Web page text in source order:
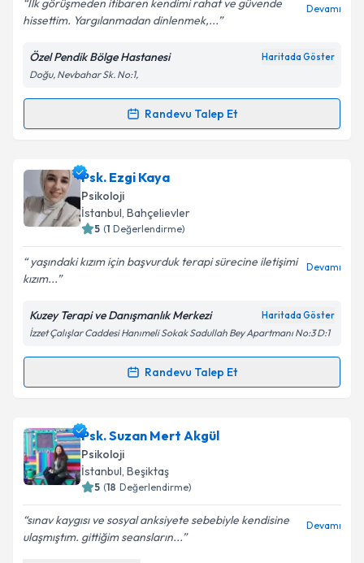
Metni'ni okudum ve kişisel verilerimin belirtilen
kapsamda işlenmesini kabul ediyorum.
Takvim Talebini Gönder
İlk görüşmeden itibaren kendimi rahat ve güvende
hissettim. Yargılanmadan dinlenmek,...
Devamı
Özel Pendik Bölge Hastanesi Haritada Göster
Doğu, Nevbahar Sk. No:1,
Randevu Talep Et
Randevu Takvimi Talebi
Klinik Psikolog Ebru Merdoğlu
talebi oluşturun. Size bu uzmandan randevu almanız
için bir takvim hazırlandığında e-posta ile
bilgilendireceğiz.
E-posta Adresiniz
Kişisel verilerimin işlenmesine ilişkinAydınlatma
Metni'ni okudum ve kişisel verilerimin belirtilen
kapsamda işlenmesini kabul ediyorum.
Psk. Ezgi Kaya
Psikoloji
İstanbul, Bahçelievler
5 (1 Değerlendirme)
yaşındaki kızım için başvurduk terapi sürecine iletişimi
kızım...
Devamı
Kuzey Terapi ve Danışmanlık Merkezi Haritada Göster
İzzet Çalışlar Caddesi Hanımeli Sokak Sadullah Bey Apartmanı No:3 D:1
Randevu Talep Et
Randevu Takvimi Talebi
Psk. Ezgi Kayaiçin randevu takvimi talebi oluşturun.
Size bu uzmandan randevu almanız için bir takvim
hazırlandığında e-posta ile bilgilendireceğiz.
Psk. Suzan Mert Akgül
Psikoloji
İstanbul, Beşiktaş
5 (18 Değerlendirme)
sınav kaygısı ve sosyal anksiyete sebebiyle kendisine
ulaşmıştım. gittiğim seansların...
Devamı